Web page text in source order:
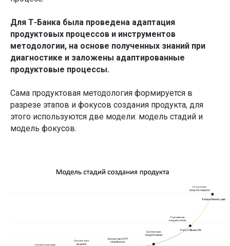
Для Т-Банка была проведена адаптация
продуктовых процессов и инструментов
методологии, на основе полученных знаний при
диагностике и заложены адаптированные
продуктовые процессы.
Сама продуктовая методология формируется в
разрезе этапов и фокусов создания продукта, для
этого используются две модели: модель стадий и
модель фокусов.